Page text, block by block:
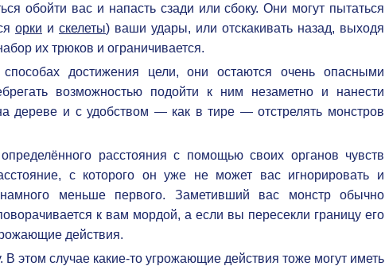
обойти вас и напасть сзади или сбоку. Они могут пытаться
орки и скелеты) ваши удары, или отскакивать назад, выходя
их трюков и ограничивается.
достижения цели, они остаются очень опасными
возможностью подойти к ним незаметно и нанести
дереве и с удобством — как в тире — отстрелять монстров
расстояния с помощью своих органов чувств
с которого он уже не может вас игнорировать и
меньше первого. Заметивший вас монстр обычно
к вам мордой, а если вы пересекли границу его
действия.
этом случае какие-то угрожающие действия тоже могут иметь